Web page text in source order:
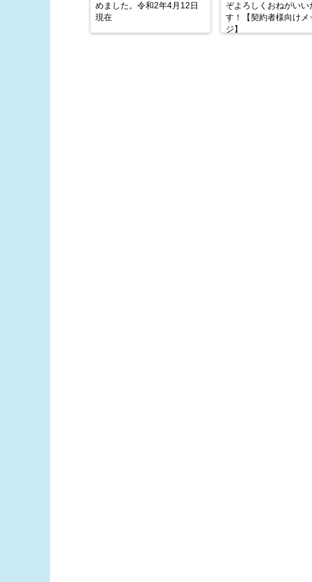
めました。令和2年4月12日
現在
ぞよろしくおねがいい
す！【契約者様向けメ
ジ】